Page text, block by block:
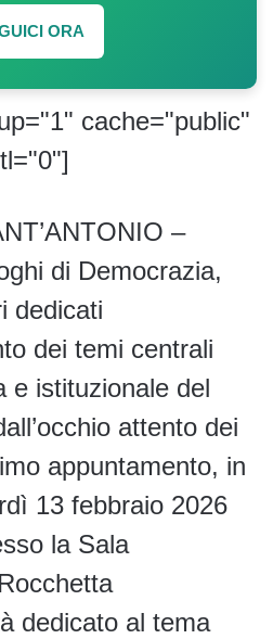
ORA
cache="public"
–
di Democrazia,
dedicati
dei temi centrali
e istituzionale del
attento dei
appuntamento, in
13 febbraio 2026
la Sala
dedicato al tema